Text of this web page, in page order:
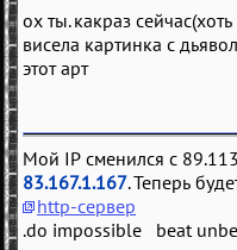
ох ты. какраз
висела картинка с
этот арт
Мой IP сменился с
83.167.1.167. Теперь
http-сервер
.do impossible beat